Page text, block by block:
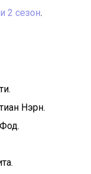
2 сезон.
Нэрн.